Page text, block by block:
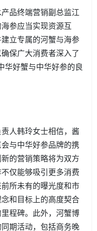
品终端营销副总监江
参应当实现资源互
立专属的河蟹与海参
保广大消费者深入了
华好蟹与中华好参的良
人韩玲女士相信，酱
与中华好参品牌的携
的营销策略将为双方
仅能够吸引更多消费
所未有的曝光度和市
和目标上的高度契合
程碑。此外，河蟹博
期活动，包括商务晚